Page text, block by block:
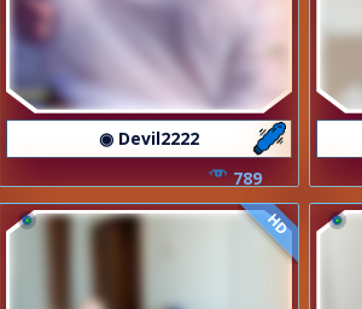
◉ Devil2222
789
HD